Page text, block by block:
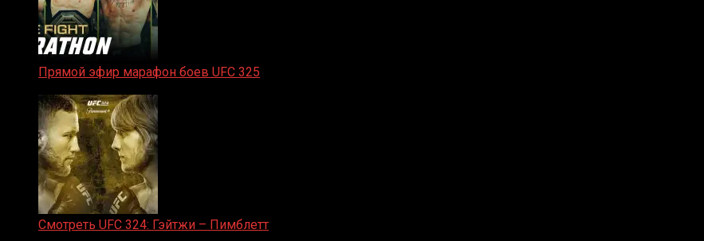
Прямой эфир марафон боев UFC 325
Смотреть UFC 324: Гэйтжи – Пимблетт